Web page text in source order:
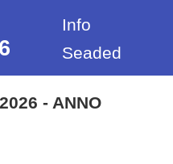
Info
Seaded
- ANNO